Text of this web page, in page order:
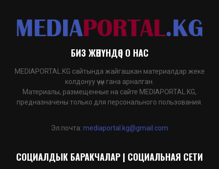
БИЗ ЖӨНҮНДӨ | О НАС
MEDIAPORTAL.KG сайтында жайгашкан материалдар жеке
колдонуу үчүн гана арналган.
Материалы, размещенные на сайте MEDIAPORTAL.KG,
предназначены только для персонального пользования.
Эл.почта: mediaportal.kg@gmail.com
СОЦИАЛДЫК БАРАКЧАЛАР | СОЦИАЛЬНАЯ СЕТИ